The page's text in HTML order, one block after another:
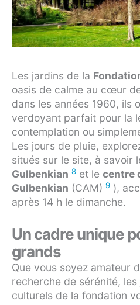
Les jardins de la
oasis de calme au cœur
dans les années 1960, ils
verdoyant parfait pour la
contemplation ou
Les jours de pluie,
situés sur le site, à savoir
Gulbenkian 8 et le centre
Gulbenkian (CAM) 9 ),
après 14 h le dimanche.
Un cadre unique
grands
Que vous soyez amateur
recherche de sérénité,
culturels de la fondation